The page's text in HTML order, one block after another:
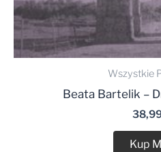
Wszystkie
Beata Bartelik –
Kup